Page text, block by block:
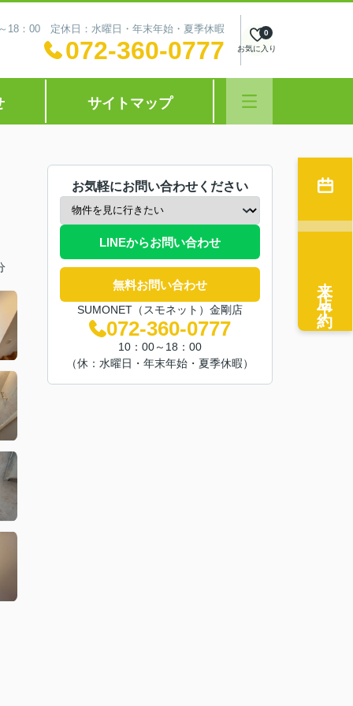
18：00 定休日：水曜日・年末年始・夏季休暇
072-360-0777 お気に入り
0
サイトマップ
お気軽にお問い合わせください
LINEからお問い合わせ
無料お問い合わせ
SUMONET（スモネット）金剛店
072-360-0777
10：00～18：00
（休：水曜日・年末年始・夏季休暇）
来店予約